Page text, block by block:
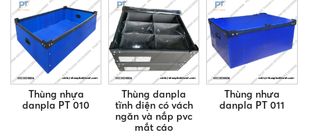
Thùng nhựa
danpla PT 010
Thùng danpla
tĩnh điện có vách
ngăn và nắp pvc
mắt cáo
Thùng nhưa
danpla PT 011